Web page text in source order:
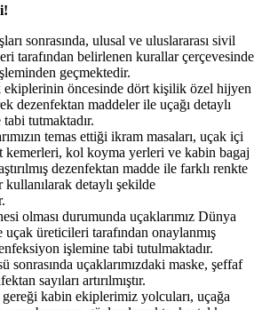
sonrasında, ulusal ve uluslararası sivil
tarafından belirlenen kurallar çerçevesinde
geçmektedir.
ekiplerinin öncesinde dört kişilik özel hijyen
dezenfektan maddeler ile uçağı detaylı
tutmaktadır.
temas ettiği ikram masaları, uçak içi
kemerleri, kol koyma yerleri ve kabin bagaj
dezenfektan madde ile farklı renkte
detaylı şekilde
olması durumunda uçaklarımız Dünya
uçak üreticileri tarafından onaylanmış
işlemine tabi tutulmaktadır.
uçaklarımızdaki maske, şeffaf
sayıları artırılmıştır.
kabin ekiplerimiz yolcuları, uçağa